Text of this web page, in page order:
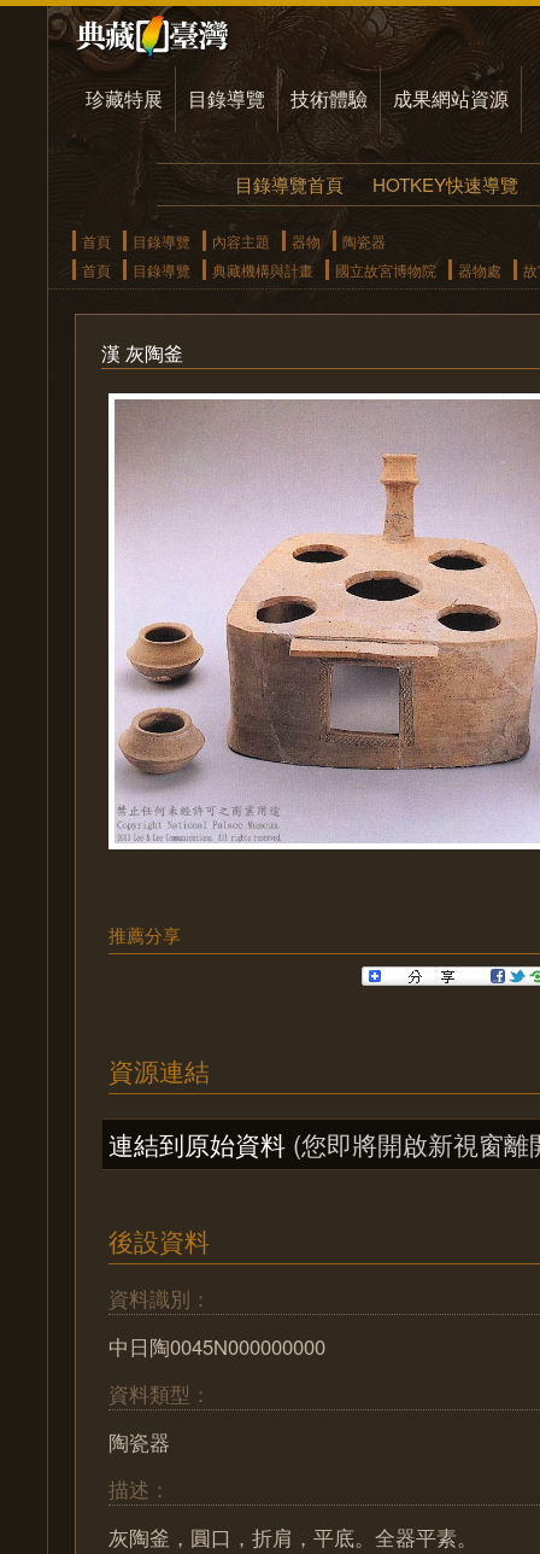
珍藏特展 目錄導覽 技術體驗 成果網站資源
目錄導覽首頁 HOTKEY快速導覽
首頁 目錄導覽 內容主題 器物
陶瓷器
首頁
目錄導覽 典藏機構與計畫 國立故宮博物院 器物處
漢 灰陶釜
推薦分享
資源連結
連結到原始資料 (您即將開啟新視窗離
後設資料
資料識別：
中日陶0045N000000000
資料類型：
陶瓷器
描述：
灰陶釜，圓口，折肩，平底。全器平素。